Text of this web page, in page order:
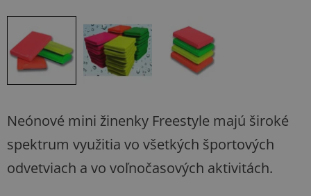
Neónové mini žinenky Freestyle majú široké
spektrum využitia vo všetkých športových
odvetviach a vo voľnočasových aktivitách.